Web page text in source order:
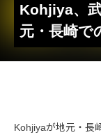
Kohjiya、
元・長崎で
Kohjiyaが地元・長